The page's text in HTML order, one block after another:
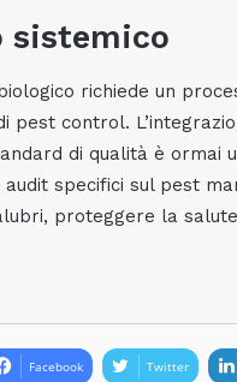
sistemico
richiede un
pest control.
di qualità è ormai
specifici sul pest
proteggere la
Facebook Twitter